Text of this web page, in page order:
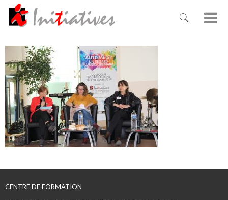
CENTRE DE FORMATION